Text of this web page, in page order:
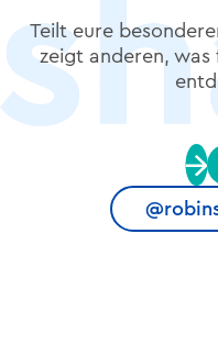
Teilt eure
zeigt anderen,